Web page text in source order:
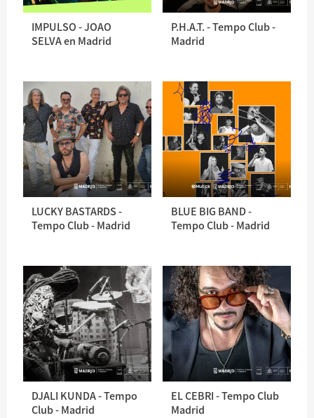
IMPULSO - JOAO
SELVA en Madrid
P.H.A.T. - Tempo Club -
Madrid
LUCKY BASTARDS -
Tempo Club - Madrid
BLUE BIG BAND -
Tempo Club - Madrid
DJALI KUNDA - Tempo
Club - Madrid
EL CEBRI - Tempo Club
Madrid